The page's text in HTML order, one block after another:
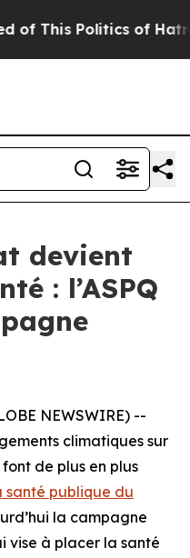
Politics of Hatred”
devient
: l’ASPQ
NEWSWIRE) --
climatiques sur
font de plus en plus
santé publique du
la campagne
vise à placer la santé